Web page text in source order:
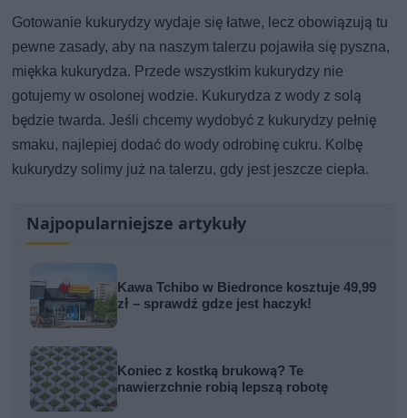
Gotowanie kukurydzy wydaje się łatwe, lecz obowiązują tu
pewne zasady, aby na naszym talerzu pojawiła się pyszna,
miękka kukurydza. Przede wszystkim kukurydzy nie
gotujemy w osolonej wodzie. Kukurydza z wody z solą
będzie twarda. Jeśli chcemy wydobyć z kukurydzy pełnię
smaku, najlepiej dodać do wody odrobinę cukru. Kolbę
kukurydzy solimy już na talerzu, gdy jest jeszcze ciepła.
Najpopularniejsze artykuły
Kawa Tchibo w Biedronce kosztuje 49,99
zł – sprawdź gdze jest haczyk!
Koniec z kostką brukową? Te
nawierzchnie robią lepszą robotę